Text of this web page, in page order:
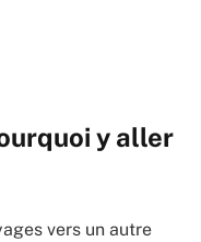
y aller
vers un autre